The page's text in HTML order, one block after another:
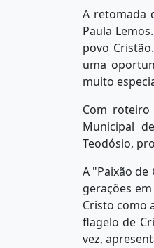
A retomada
Paula
povo
uma
muito
Com
Municipal
Teodósio,
A "Paixão
gerações
Cristo como
flagelo de
vez,